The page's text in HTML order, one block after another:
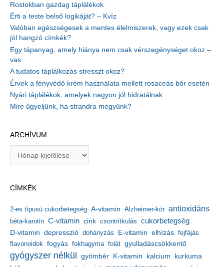
Rostokban gazdag táplálékok
Érti a teste belső logikáját? – Kvíz
Valóban egészségesek a mentes élelmiszerek, vagy ezek csak
jól hangzó címkék?
Egy tápanyag, amely hiánya nem csak vérszegénységet okoz –
vas
A tudatos táplálkozás stresszt okoz?
Érvek a fényvédő krém használata mellett rosaceás bőr esetén
Nyári táplálékok, amelyek nagyon jól hidratálnak
Mire ügyeljünk, ha strandra megyünk?
ARCHÍVUM
í
u
m
CÍMKÉK
2-es típusú cukorbetegség A-vitamin Alzheimer-kór antioxidáns
béta-karotin C-vitamin cink csontritkulás cukorbetegség
D-vitamin depresszió dohányzás E-vitamin elhízás fejfájás
flavonoidok fogyás fokhagyma folát gyulladáscsökkentő
gyógyszer nélkül gyömbér K-vitamin kalcium kurkuma